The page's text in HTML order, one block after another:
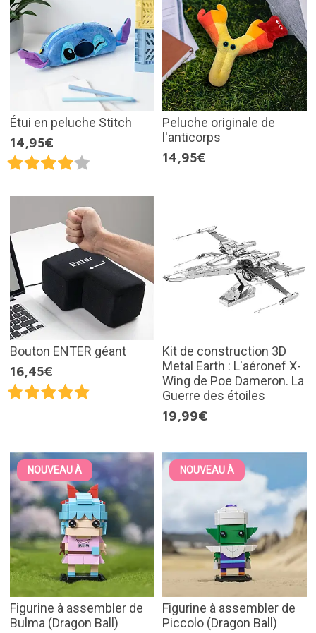
Étui en peluche Stitch
14,95€
Peluche originale de
l'anticorps
14,95€
Bouton ENTER géant
16,45€
Kit de construction 3D
Metal Earth : L'aéronef X-
Wing de Poe Dameron. La
Guerre des étoiles
19,99€
NOUVEAU À
Figurine à assembler de
Bulma (Dragon Ball)
NOUVEAU À
Figurine à assembler de
Piccolo (Dragon Ball)